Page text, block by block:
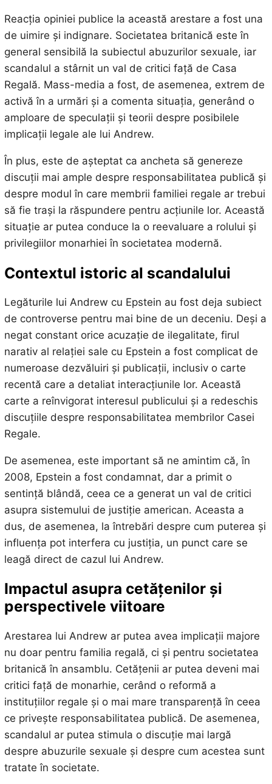
Reacția opiniei publice la această arestare a fost una
de uimire și indignare. Societatea britanică este în
general sensibilă la subiectul abuzurilor sexuale, iar
scandalul a stârnit un val de critici față de Casa
Regală. Mass-media a fost, de asemenea, extrem de
activă în a urmări și a comenta situația, generând o
amploare de speculații și teorii despre posibilele
implicații legale ale lui Andrew.
În plus, este de așteptat ca ancheta să genereze
discuții mai ample despre responsabilitatea publică și
despre modul în care membrii familiei regale ar trebui
să fie trași la răspundere pentru acțiunile lor. Această
situație ar putea conduce la o reevaluare a rolului și
privilegiilor monarhiei în societatea modernă.
Contextul istoric al scandalului
Legăturile lui Andrew cu Epstein au fost deja subiect
de controverse pentru mai bine de un deceniu. Deși a
negat constant orice acuzație de ilegalitate, firul
narativ al relației sale cu Epstein a fost complicat de
numeroase dezvăluiri și publicații, inclusiv o carte
recentă care a detaliat interacțiunile lor. Această
carte a reînvigorat interesul publicului și a redeschis
discuțiile despre responsabilitatea membrilor Casei
Regale.
De asemenea, este important să ne amintim că, în
2008, Epstein a fost condamnat, dar a primit o
sentință blândă, ceea ce a generat un val de critici
asupra sistemului de justiție american. Aceasta a
dus, de asemenea, la întrebări despre cum puterea și
influența pot interfera cu justiția, un punct care se
leagă direct de cazul lui Andrew.
Impactul asupra cetățenilor și
perspectivele viitoare
Arestarea lui Andrew ar putea avea implicații majore
nu doar pentru familia regală, ci și pentru societatea
britanică în ansamblu. Cetățenii ar putea deveni mai
critici față de monarhie, cerând o reformă a
instituțiilor regale și o mai mare transparență în ceea
ce privește responsabilitatea publică. De asemenea,
scandalul ar putea stimula o discuție mai largă
despre abuzurile sexuale și despre cum acestea sunt
tratate în societate.